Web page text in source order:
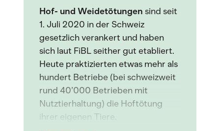
Hof- und Weidetötungen sind seit
1. Juli 2020 in der Schweiz
gesetzlich verankert und haben
sich laut FiBL seither gut etabliert.
Heute praktizierten etwas mehr als
hundert Betriebe (bei schweizweit
rund 40’000 Betrieben mit
Nutztierhaltung) die Hoftötung
ihrer eigenen Tiere.